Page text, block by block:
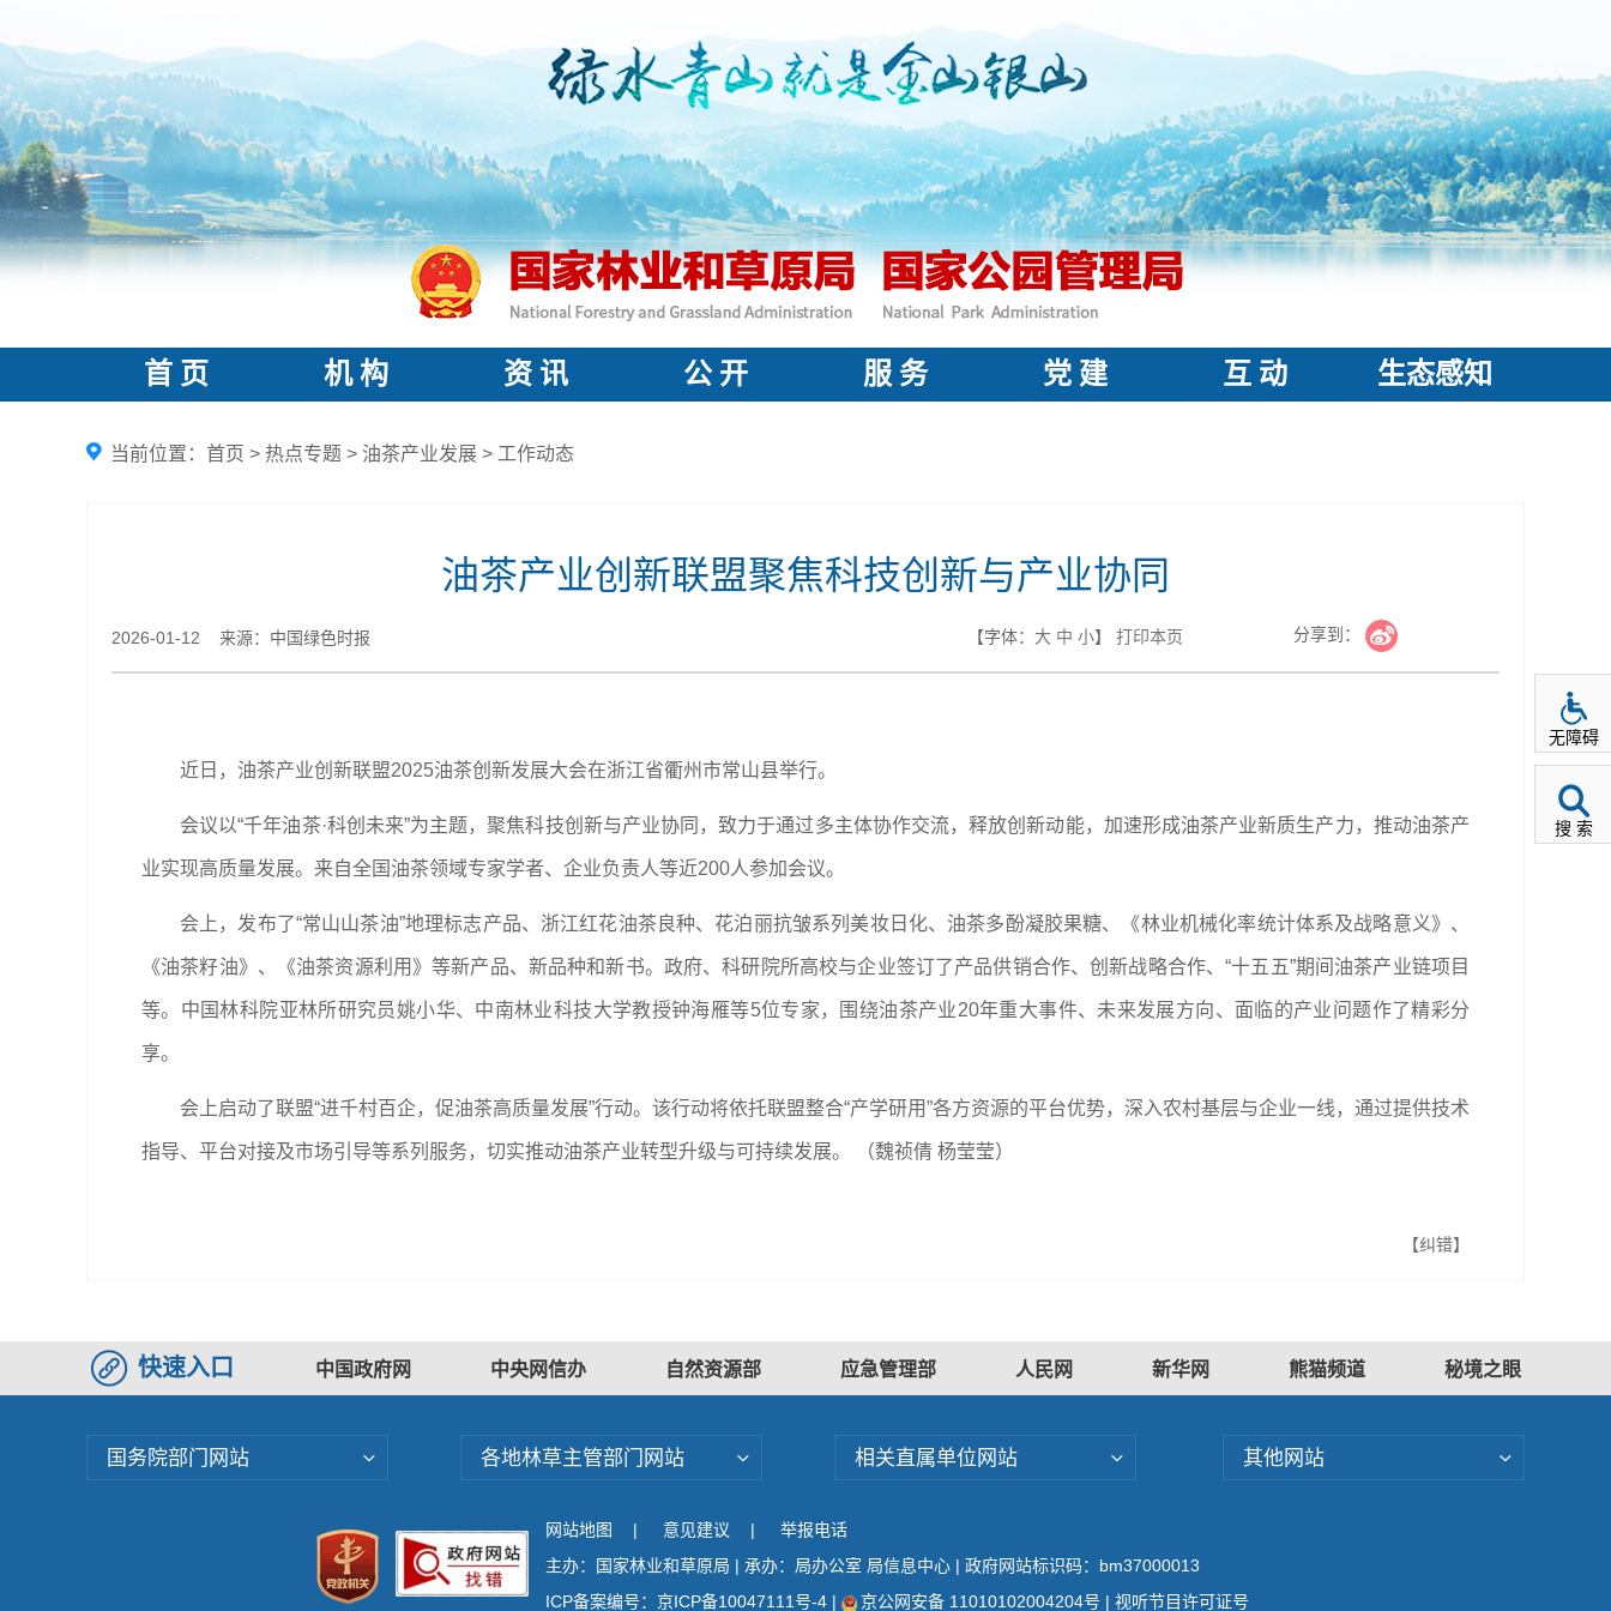
首 页 机 构 资 讯 公 开 服 务 党 建 互 动 生态感知
当前位置： 首页 > 热点专题 > 油茶产业发展 > 工作动态
油茶产业创新联盟聚焦科技创新与产业协同
2026-01-12 来源：中国绿色时报 【字体： 大 中 小】 打印本页 分享到：
近日，油茶产业创新联盟2025油茶创新发展大会在浙江省衢州市常山县举行。
会议以“千年油茶·科创未来”为主题，聚焦科技创新与产业协同，致力于通过多主体协作交流，释放创新动能，加速形成油茶产业新质生产力，推动油茶产
业实现高质量发展。来自全国油茶领域专家学者、企业负责人等近200人参加会议。
会上，发布了“常山山茶油”地理标志产品、浙江红花油茶良种、花泊丽抗皱系列美妆日化、油茶多酚凝胶果糖、《林业机械化率统计体系及战略意义》、
《油茶籽油》、《油茶资源利用》等新产品、新品种和新书。政府、科研院所高校与企业签订了产品供销合作、创新战略合作、“十五五”期间油茶产业链项目
等。中国林科院亚林所研究员姚小华、中南林业科技大学教授钟海雁等5位专家，围绕油茶产业20年重大事件、未来发展方向、面临的产业问题作了精彩分
享。
会上启动了联盟“进千村百企，促油茶高质量发展”行动。该行动将依托联盟整合“产学研用”各方资源的平台优势，深入农村基层与企业一线，通过提供技术
指导、平台对接及市场引导等系列服务，切实推动油茶产业转型升级与可持续发展。 （魏祯倩 杨莹莹）
【纠错】
快速入口 中国政府网 中央网信办 自然资源部 应急管理部 人民网 新华网 熊猫频道 秘境之眼
国务院部门网站 各地林草主管部门网站 相关直属单位网站 其他网站
网站地图 | 意见建议 |
举报电话
主办：国家林业和草原局 | 承办：局办公室 局信息中心 | 政府网站标识码：bm37000013
ICP备案编号：京ICP备10047111号-4 | 京公网安备 11010102004204号 | 视听节目许可证号
无障碍
搜 索